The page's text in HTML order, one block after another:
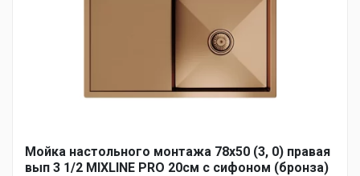
Мойка настольного монтажа 78х50 (3, 0) правая
вып 3 1/2 MIXLINE PRO 20см с сифоном (бронза)